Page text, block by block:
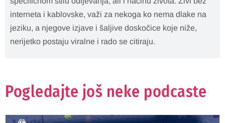
interneta i kablovske, važi za nekoga ko nema dlake na
jeziku, a njegove izjave i šaljive doskočice koje niže,
nerijetko postaju viralne i rado se citiraju.
Pogledajte još neke podcaste